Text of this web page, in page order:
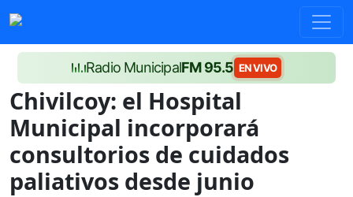
Radio MunicipalFM 95.5 EN VIVO
Chivilcoy: el Hospital
Municipal incorporará
consultorios de cuidados
paliativos desde junio